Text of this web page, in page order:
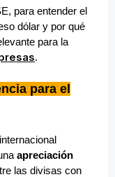
para entender el
dólar y por qué
para la
.
para el
apreciación
las divisas con